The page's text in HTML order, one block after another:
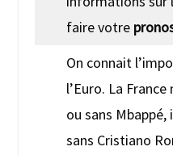
faire votre
On connait
l’Euro. La
ou sans
sans Cristiano